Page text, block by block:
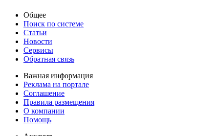
Общее
Поиск по системе
Статьи
Новости
Сервисы
Обратная связь
Важная информация
Реклама на портале
Соглашение
Правила размещения
О компании
Помощь